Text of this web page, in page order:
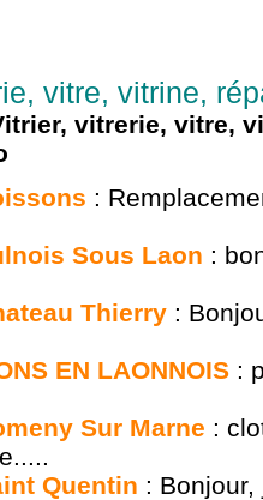
vitre, vitrine,
vitrerie, vitre,
:
Sous Laon :
Thierry :
EN LAONNOIS :
Sur Marne :
Quentin :